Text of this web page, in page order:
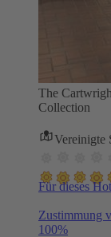
The
Collection
Vereinigte
Für dieses
Zustimmung
100%